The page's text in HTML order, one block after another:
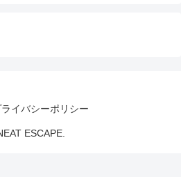
イバシーポリシー
ESCAPE.